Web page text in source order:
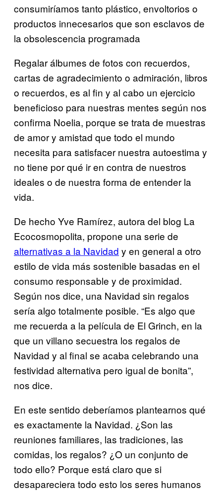
consumiríamos tanto plástico, envoltorios o
productos innecesarios que son esclavos de
la obsolescencia programada
Regalar álbumes de fotos con recuerdos,
cartas de agradecimiento o admiración, libros
o recuerdos, es al fin y al cabo un ejercicio
beneficioso para nuestras mentes según nos
confirma Noelia, porque se trata de muestras
de amor y amistad que todo el mundo
necesita para satisfacer nuestra autoestima y
no tiene por qué ir en contra de nuestros
ideales o de nuestra forma de entender la
vida.
De hecho Yve Ramírez, autora del blog La
Ecocosmopolita, propone una serie de
alternativas a la Navidad y en general a otro
estilo de vida más sostenible basadas en el
consumo responsable y de proximidad.
Según nos dice, una Navidad sin regalos
sería algo totalmente posible. “Es algo que
me recuerda a la película de El Grinch, en la
que un villano secuestra los regalos de
Navidad y al final se acaba celebrando una
festividad alternativa pero igual de bonita”,
nos dice.
En este sentido deberíamos plantearnos qué
es exactamente la Navidad. ¿Son las
reuniones familiares, las tradiciones, las
comidas, los regalos? ¿O un conjunto de
todo ello? Porque está claro que si
desapareciera todo esto los seres humanos